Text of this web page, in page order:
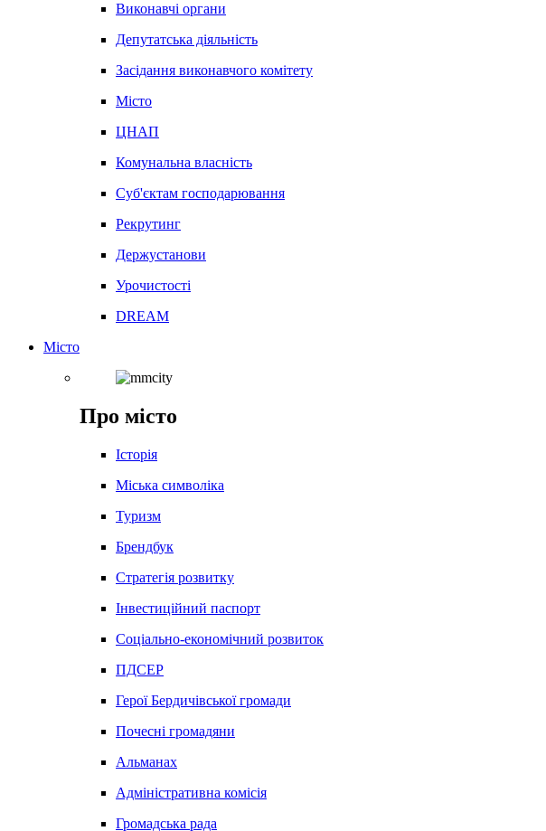
Виконавчі органи
Депутатська діяльність
Засідання виконавчого комітету
Місто
ЦНАП
Комунальна власність
Суб'єктам господарювання
Рекрутинг
Держустанови
Урочистості
DREAM
Місто
Про місто
Історія
Міська символіка
Туризм
Брендбук
Стратегія розвитку
Інвестиційний паспорт
Соціально-економічний розвиток
ПДСЕР
Герої Бердичівської громади
Почесні громадяни
Альманах
Адміністративна комісія
Громадська рада